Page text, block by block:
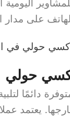
اليومية
على مدار
حولي
دائمًا
يعتمد